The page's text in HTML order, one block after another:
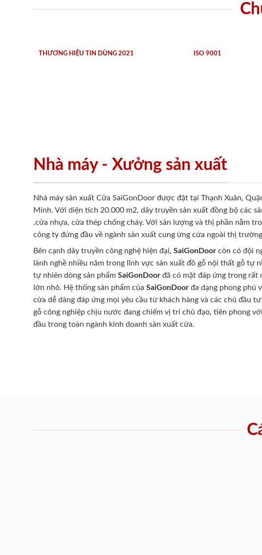
THƯƠNG HIỆU TIN DÙNG 2021 ISO 9001
Nhà máy - Xưởng sản xuất
Nhà máy sản xuất Cửa SaiGonDoor được đặt tại Thạnh Xuân,
Minh. Với diện tích 20.000 m2, dây truyền sản xuất đồng bộ các
,cửa nhựa, cửa thép chống cháy. Với sản lượng và thị phần nằm
công ty đứng đầu về ngành sản xuất cung ứng cửa ngoài thị
Bên cạnh dây truyền công nghệ hiện đại, SaiGonDoor còn có đội
lành nghề nhiều năm trong lĩnh vực sản xuất đồ gỗ nội thất gỗ tự
tự nhiên dòng sản phẩm SaiGonDoor đã có mặt đáp ứng trong rất
lớn nhỏ. Hệ thống sản phẩm của SaiGonDoor đa dạng phong phú
cửa dễ dàng đáp ứng mọi yêu cầu từ khách hàng và các chủ đầu
gỗ công nghiệp chịu nước đang chiếm vị trí chủ đạo, tiên phong
đầu trong toàn ngành kinh doanh sản xuất cửa.